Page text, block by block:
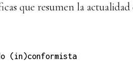
que resumen la
(in)conformista